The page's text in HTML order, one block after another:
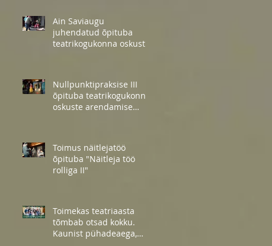
Ain Saviaugu
juhendatud õpituba
teatrikogukonna oskuste
Nullpunktipraksise III
õpituba teatrikogukonna
oskuste arendamise
Toimus näitlejatöö
õpituba "Näitleja töö
rolliga II"
Toimekas teatriaasta
tõmbab otsad kokku.
Kaunist pühadeaega,